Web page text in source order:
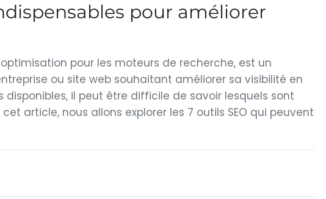
pour améliorer
optimisation pour les moteurs de recherche, est un
ou site web souhaitant améliorer sa visibilité en
disponibles, il peut être difficile de savoir lesquels sont
article, nous allons explorer les 7 outils SEO qui peuvent